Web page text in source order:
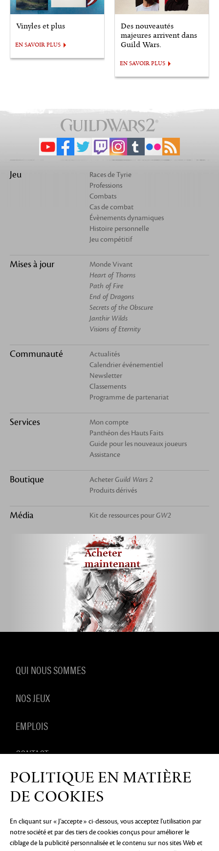
Vinyles et plus
EN SAVOIR PLUS
Des nouveautés
majeures arrivent dans
Guild Wars.
EN SAVOIR PLUS
Jeu
Races de Tyrie
Professions
Combats
Cas de combat
Évènements dynamiques
Histoire personnelle
Jeu compétitif
Mises à jour
Monde Vivant
Heart of Thorns
Path of Fire
End of Dragons
Secrets of the Obscure
Janthir Wilds
Visions of Eternity
Communauté
Actualités
Calendrier événementiel
Newsletter
Classements
Programme de partenariat
Services
Mon compte
Panthéon des Hauts Faits
Guide pour les nouveaux joueurs
Assistance
Boutique AcheterGuild Wars 2
Produits dérivés
Média Kit de ressources pourGW2
Acheter
maintenant
QUI NOUS SOMMES
NOS JEUX
EMPLOIS
CONTACT
PRODUITS DÉRIVÉS
AVIS DE CONFIDENTIALITÉ MENTIONS LÉGALES
PAS VENDRE OU PARTAGER MES INFORMATIONS
POLITIQUE EN MATIÈRE
DE COOKIES
En cliquant sur « J'accepte » ci-dessous, vous acceptez l'utilisation par
notre société et par des tiers de cookies conçus pour améliorer le
ciblage de la publicité personnalisée et le contenu sur nos sites Web et